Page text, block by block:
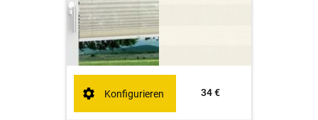
34 €
Konfigurieren